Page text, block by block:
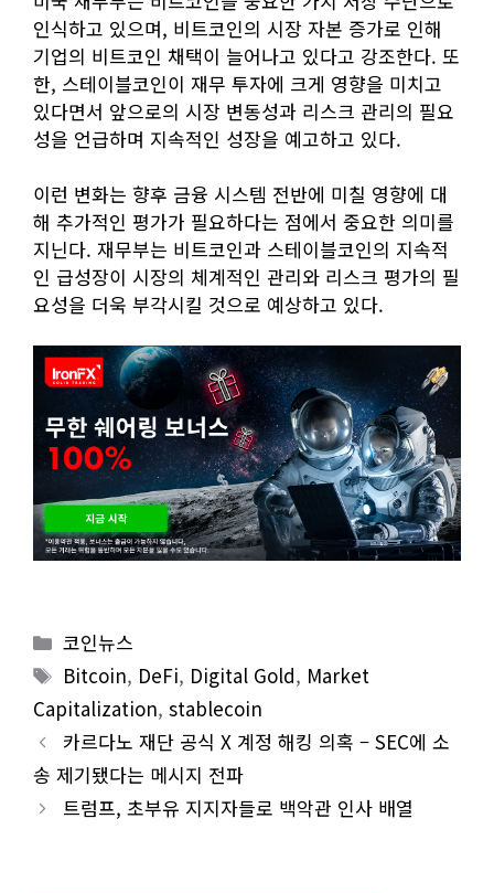
인식하고 있으며, 비트코인의 시장 자본 증가로 인해
기업의 비트코인 채택이 늘어나고 있다고 강조한다. 또
한, 스테이블코인이 재무 투자에 크게 영향을 미치고
있다면서 앞으로의 시장 변동성과 리스크 관리의 필요
성을 언급하며 지속적인 성장을 예고하고 있다.
이런 변화는 향후 금융 시스템 전반에 미칠 영향에 대
해 추가적인 평가가 필요하다는 점에서 중요한 의미를
지닌다. 재무부는 비트코인과 스테이블코인의 지속적
인 급성장이 시장의 체계적인 관리와 리스크 평가의 필
요성을 더욱 부각시킬 것으로 예상하고 있다.
Categories
코인뉴스
Tags
Bitcoin, DeFi, Digital Gold, Market
Capitalization, stablecoin
카르다노 재단 공식 X 계정 해킹 의혹 – SEC에 소
송 제기됐다는 메시지 전파
트럼프, 초부유 지지자들로 백악관 인사 배열